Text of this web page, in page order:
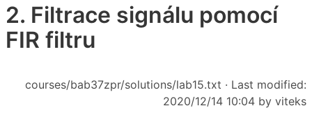
2. Filtrace signálu pomocí
FIR filtru
courses/bab37zpr/solutions/lab15.txt · Last modified:
2020/12/14 10:04 by viteks